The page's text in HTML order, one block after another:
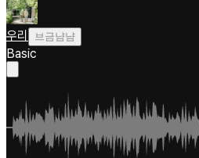
우리 브금냠냠
Basic